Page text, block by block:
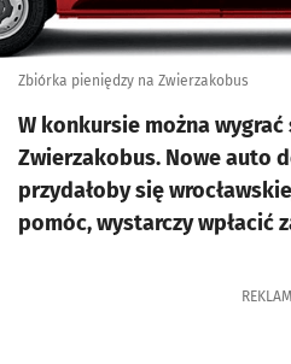
Zbiórka pieniędzy na Zwierzakobus
W konkursie można wygrać
Zwierzakobus. Nowe auto
przydałoby się
pomóc, wystarczy wpłacić